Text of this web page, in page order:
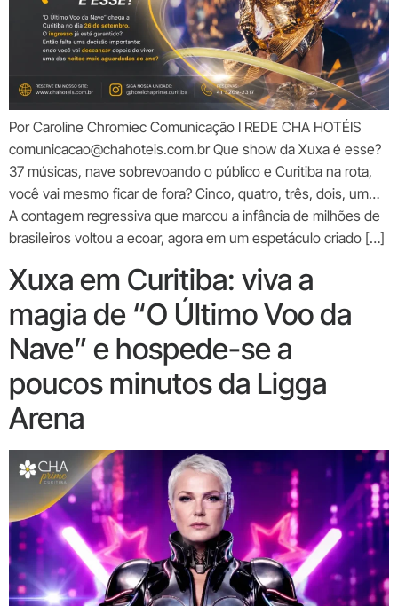
Por Caroline Chromiec Comunicação I REDE CHA HOTÉIS
comunicacao@chahoteis.com.br Que show da Xuxa é esse?
37 músicas, nave sobrevoando o público e Curitiba na rota,
você vai mesmo ficar de fora? Cinco, quatro, três, dois, um…
A contagem regressiva que marcou a infância de milhões de
brasileiros voltou a ecoar, agora em um espetáculo criado […]
Xuxa em Curitiba: viva a
magia de “O Último Voo da
Nave” e hospede-se a
poucos minutos da Ligga
Arena